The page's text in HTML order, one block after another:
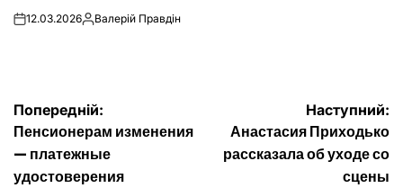
on12.03.2026Опубліковано
Валерій Правдін
Навігація
записів
Попередній:
Пенсионерам изменения
— платежные
удостоверения
Наступний:
Анастасия Приходько
рассказала об уходе со
сцены